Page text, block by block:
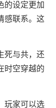
的设定更加
感联系。这
死与共，还
时空穿越的
玩家可以选